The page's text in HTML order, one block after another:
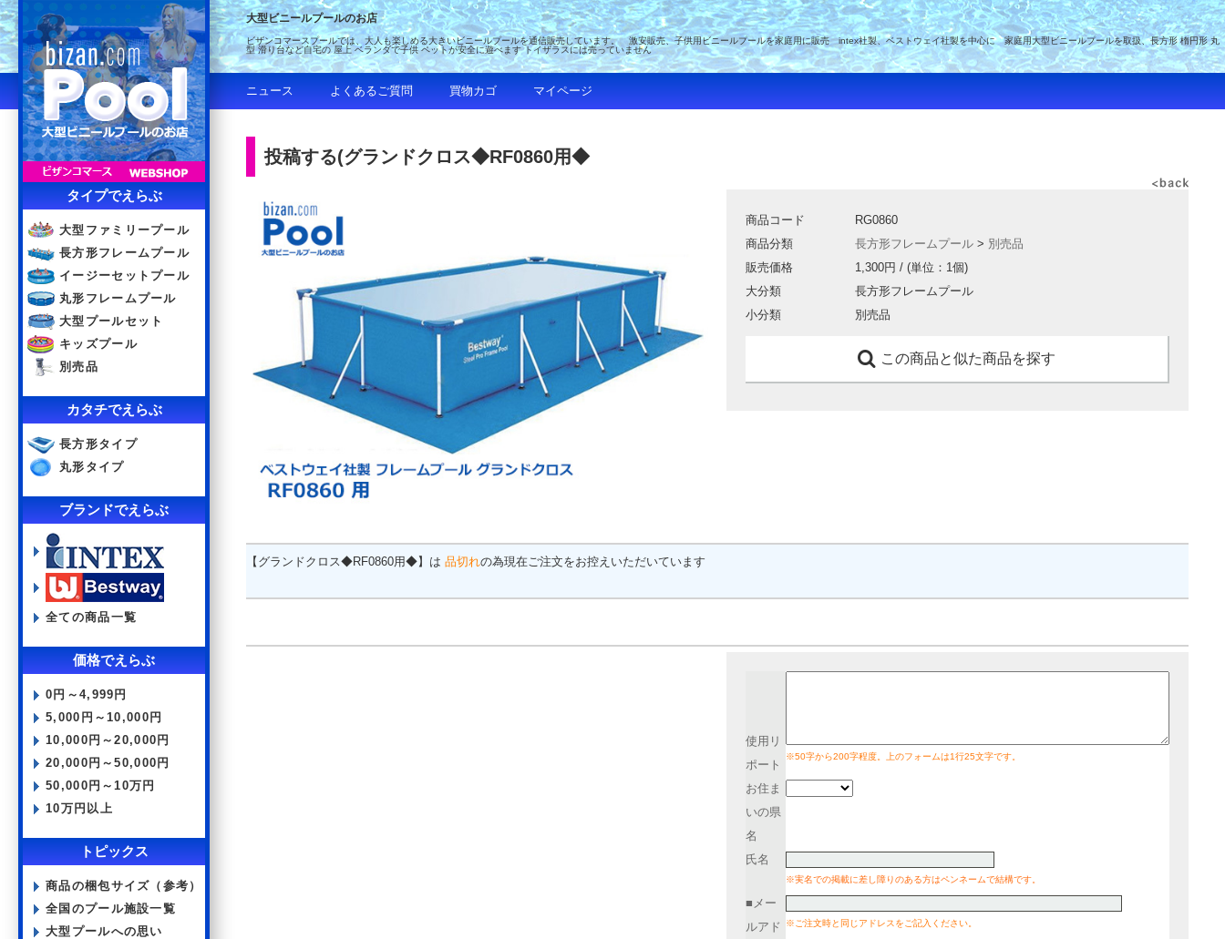
タイプでえらぶ
大型ファミリープール
長方形フレームプール
イージーセットプール
丸形フレームプール
大型プールセット
キッズプール
別売品
カタチでえらぶ
長方形タイプ
丸形タイプ
ブランドでえらぶ
全ての商品一覧
価格でえらぶ
0円～4,999円
5,000円～10,000円
10,000円～20,000円
20,000円～50,000円
50,000円～10万円
10万円以上
トピックス
商品の梱包サイズ（参考）
全国のプール施設一覧
大型プールへの思い
大型ビニールプールのお店
ビザンコマースプールでは、大人も楽しめる大きいビニールプールを通信販売しています。 激安販売、子供用ビニールプールを家庭用に販売 intex社製、ベストウェイ社製を中心に 家庭用大型ビニールプールを取扱、長方形 楕円形 丸
型 滑り台など自宅の 屋上 ベランダで子供 ペットが安全に遊べます トイザラスには売っていません
ニュース よくあるご質問 買物カゴ マイページ
投稿する(グランドクロス◆RF0860用◆
商品コード
RG0860
商品分類
長方形フレームプール > 別売品
販売価格
1,300円 / (単位：1個)
大分類
長方形フレームプール
小分類
別売品
この商品と似た商品を探す
【グランドクロス◆RF0860用◆】は 品切れの為現在ご注文をお控えいただいています
使用リ
ポート
※50字から200字程度。上のフォームは1行25文字です。
お住ま
いの県
名
氏名
※実名での掲載に差し障りのある方はペンネームで結構です。
■メー
ルアド
※ご注文時と同じアドレスをご記入ください。